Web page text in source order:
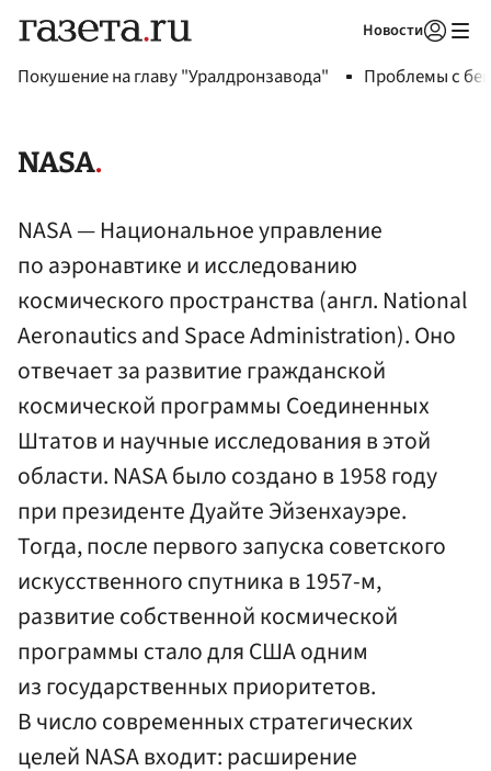
Новости
Покушение на главу "Уралдронзавода" Проблемы с
NASA
NASA — Национальное управление
по аэронавтике и исследованию
космического пространства (англ. National
Aeronautics and Space Administration). Оно
отвечает за развитие гражданской
космической программы Соединенных
Штатов и научные исследования в этой
области. NASA было создано в 1958 году
при президенте Дуайте Эйзенхауэре.
Тогда, после первого запуска советского
искусственного спутника в 1957-м,
развитие собственной космической
программы стало для США одним
из государственных приоритетов.
В число современных стратегических
целей NASA входит: расширение